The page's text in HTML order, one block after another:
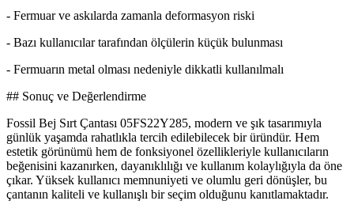
- Fermuar ve askılarda zamanla deformasyon riski
- Bazı kullanıcılar tarafından ölçülerin küçük bulunması
- Fermuarın metal olması nedeniyle dikkatli kullanılmalı
## Sonuç ve Değerlendirme
Fossil Bej Sırt Çantası 05FS22Y285, modern ve şık tasarımıyla
günlük yaşamda rahatlıkla tercih edilebilecek bir üründür. Hem
estetik görünümü hem de fonksiyonel özellikleriyle kullanıcıların
beğenisini kazanırken, dayanıklılığı ve kullanım kolaylığıyla da öne
çıkar. Yüksek kullanıcı memnuniyeti ve olumlu geri dönüşler, bu
çantanın kaliteli ve kullanışlı bir seçim olduğunu kanıtlamaktadır.